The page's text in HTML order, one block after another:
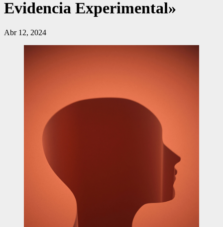
Evidencia Experimental»
Abr 12, 2024